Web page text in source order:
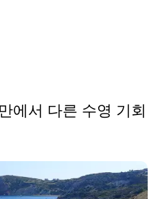
에서 다른 수영 기회